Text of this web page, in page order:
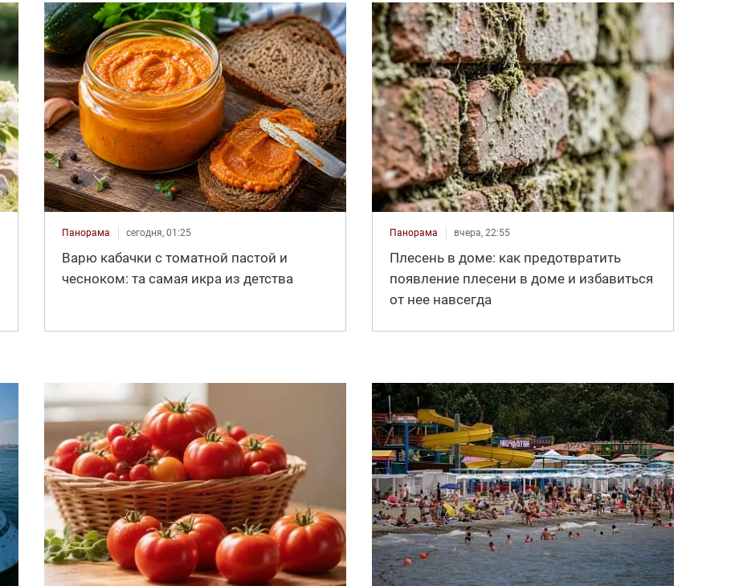
Панорама сегодня, 01:25
Варю кабачки с томатной пастой и
чесноком: та самая икра из детства
Панорама вчера, 22:55
Плесень в доме: как предотвратить
появление плесени в доме и избавиться
от нее навсегда